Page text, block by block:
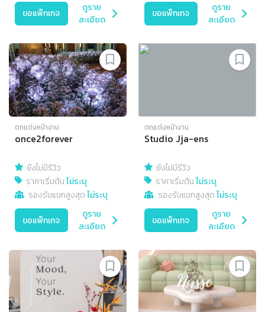
ขอแพ็กเกจ
ดูราย
ละเอียด
ขอแพ็กเกจ
ดูราย
ละเอียด
ตกแต่งหน้างาน
once2forever
ยังไม่มีรีวิว
ราคาเริ่มต้นไม่ระบุ
รองรับแขกสูงสุดไม่ระบุ
ขอแพ็กเกจ
ดูราย
ละเอียด
ตกแต่งหน้างาน
Studio Jja-ens
ยังไม่มีรีวิว
ราคาเริ่มต้นไม่ระบุ
รองรับแขกสูงสุดไม่ระบุ
ขอแพ็กเกจ
ดูราย
ละเอียด